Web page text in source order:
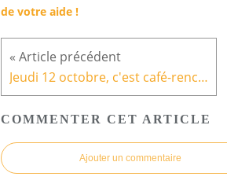
de votre aide !
Jeudi 12 octobre, c'est café-rencontre!
COMMENTER CET ARTICLE
Ajouter un commentaire